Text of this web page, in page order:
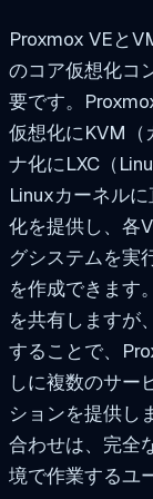
Proxmox VEと
のコア仮想化コ
要です。
仮想化にKVM（
ナ化にLXC（
Linuxカーネル
化を提供し、各
グシステムを実
を作成できます
を共有しますが
することで、
しに複数のサー
ションを提供し
合わせは、完全
境で作業するユ